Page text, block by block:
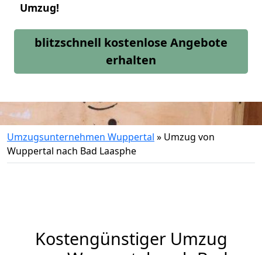
Umzug!
blitzschnell kostenlose Angebote
erhalten
Umzugsunternehmen Wuppertal » Umzug von
Wuppertal nach Bad Laasphe
Kostengünstiger Umzug